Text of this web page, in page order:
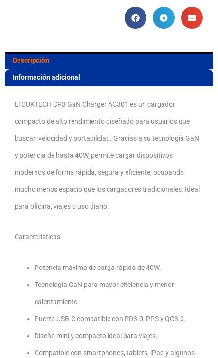
Descripción
Información adicional
El CUKTECH CP3 GaN Charger AC301 es un cargador
compacto de alto rendimiento diseñado para usuarios que
buscan velocidad y portabilidad. Gracias a su tecnología GaN
y potencia de hasta 40W, permite cargar dispositivos
modernos de forma rápida, segura y eficiente, ocupando
mucho menos espacio que los cargadores tradicionales. Ideal
para oficina, viajes o uso diario.
Características:
Potencia máxima de carga rápida de 40W.
Tecnología GaN para mayor eficiencia y menor
calentamiento.
Puerto USB-C compatible con PD3.0, PPS y QC3.0.
Diseño mini y compacto ideal para viajes.
Compatible con smartphones, tablets, iPad y algunos